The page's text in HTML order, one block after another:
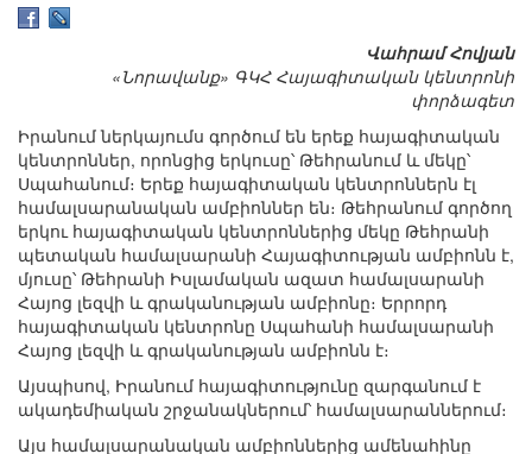
Վահրամ Հովյան
«Նորավանք» ԳԿՀ Հայագիտական կենտրոնի
փորձագետ
Իրանում ներկայումս գործում են երեք հայագիտական
կենտրոններ, որոնցից երկուսը՝ Թեհրանում և մեկը՝
Սպահանում։ Երեք հայագիտական կենտրոններն էլ
համալսարանական ամբիոններ են։ Թեհրանում գործող
երկու հայագիտական կենտրոններից մեկը Թեհրանի
պետական համալսարանի Հայագիտության ամբիոնն է,
մյուսը՝ Թեհրանի Իսլամական ազատ համալսարանի
Հայոց լեզվի և գրականության ամբիոնը։ Երրորդ
հայագիտական կենտրոնը Սպահանի համալսարանի
Հայոց լեզվի և գրականության ամբիոնն է։
Այսպիսով, Իրանում հայագիտությունը զարգանում է
ակադեմիական շրջանակներում՝ համալսարաններում։
Այս համալսարանական ամբիոններից ամենահինը